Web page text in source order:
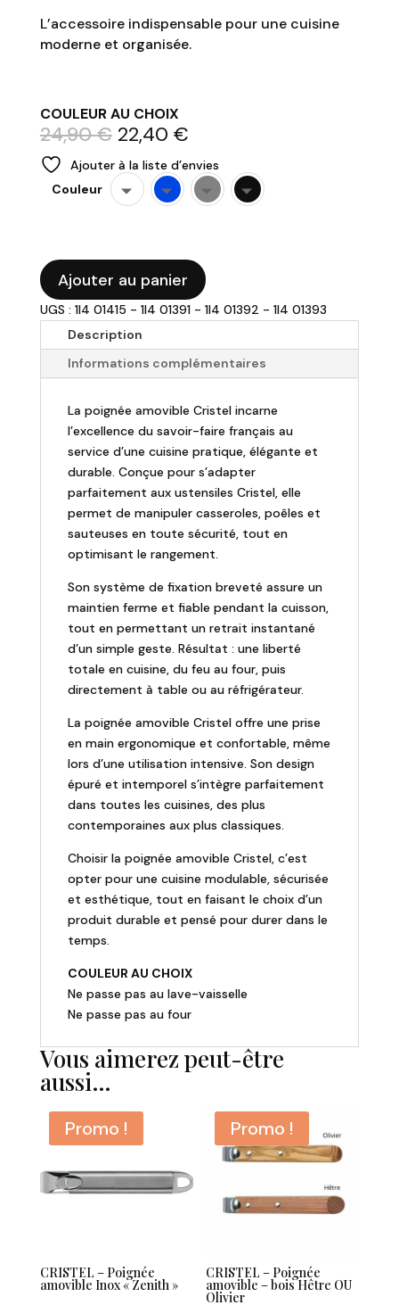
L’accessoire indispensable pour une cuisine
moderne et organisée.
COULEUR AU CHOIX
24,90€ Le
prix
initial
était :
22,40 €Le
prix
actuel
est :
Ajouter à la liste d’envies
Couleur
quantité
de
CRISTEL
Poignée
amovible
Bakélite
Ajouter au panier
UGS : 1I4 01415 - 1I4 01391 - 1I4 01392 - 1I4 01393
Description
Informations complémentaires
La poignée amovible Cristel incarne
l’excellence du savoir-faire français au
service d’une cuisine pratique, élégante et
durable. Conçue pour s’adapter
parfaitement aux ustensiles Cristel, elle
permet de manipuler casseroles, poêles et
sauteuses en toute sécurité, tout en
optimisant le rangement.
Son système de fixation breveté assure un
maintien ferme et fiable pendant la cuisson,
tout en permettant un retrait instantané
d’un simple geste. Résultat : une liberté
totale en cuisine, du feu au four, puis
directement à table ou au réfrigérateur.
La poignée amovible Cristel offre une prise
en main ergonomique et confortable, même
lors d’une utilisation intensive. Son design
épuré et intemporel s’intègre parfaitement
dans toutes les cuisines, des plus
contemporaines aux plus classiques.
Choisir la poignée amovible Cristel, c’est
opter pour une cuisine modulable, sécurisée
et esthétique, tout en faisant le choix d’un
produit durable et pensé pour durer dans le
temps.
COULEUR AU CHOIX
Ne passe pas au lave-vaisselle
Ne passe pas au four
Vous aimerez peut-être
aussi…
Promo !
CRISTEL – Poignée
amovible Inox « Zenith »
Promo !
CRISTEL – Poignée
amovible – bois Hêtre OU
Olivier